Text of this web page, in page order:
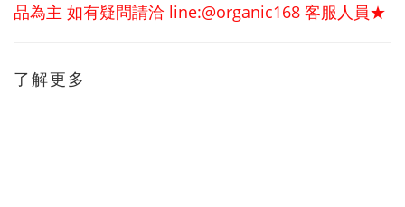
品為主 如有疑問請洽 line:@organic168 客服人員★
了解更多